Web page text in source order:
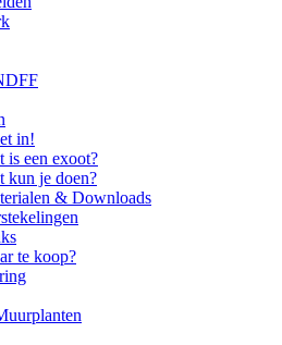
in!
is een exoot?
kun je doen?
& Downloads
te koop?